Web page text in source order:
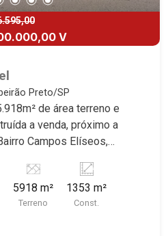
V
Preto/SP
de área terreno e
a venda, próximo a
Campos Elíseos,
Imobiliária
- Esquina - Amplo
5918 m²
Terreno
1353 m²
Const.